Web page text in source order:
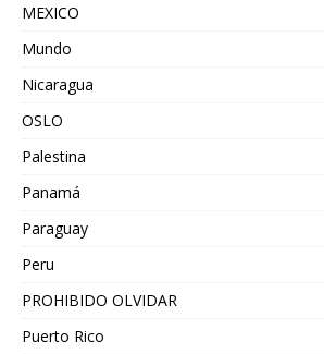
MEXICO
Mundo
Nicaragua
OSLO
Palestina
Panamá
Paraguay
Peru
PROHIBIDO OLVIDAR
Puerto Rico